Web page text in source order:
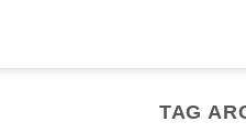
TAG